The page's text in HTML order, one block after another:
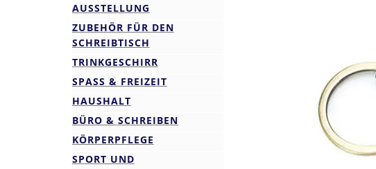
AUSSTELLUNG
ZUBEHÖR FÜR DEN
SCHREIBTISCH
TRINKGESCHIRR
SPASS & FREIZEIT
HAUSHALT
BÜRO & SCHREIBEN
KÖRPERPFLEGE
SPORT UND